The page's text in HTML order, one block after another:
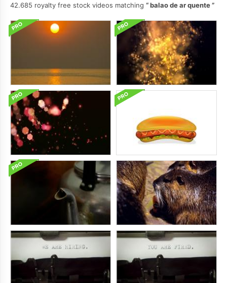
42.685 royalty free stock videos matching
balao de ar quente